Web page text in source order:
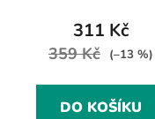
311 Kč
359 Kč (–13 %)
DO KOŠÍKU